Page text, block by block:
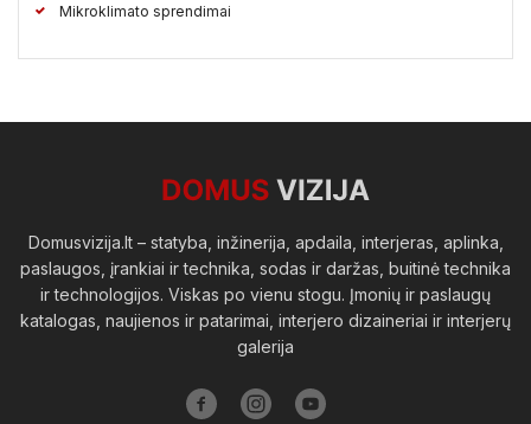
Mikroklimato sprendimai
Domusvizija.lt – statyba, inžinerija, apdaila, interjeras, aplinka,
paslaugos, įrankiai ir technika, sodas ir daržas, buitinė technika
ir technologijos. Viskas po vienu stogu. Įmonių ir paslaugų
katalogas, naujienos ir patarimai, interjero dizaineriai ir interjerų
galerija